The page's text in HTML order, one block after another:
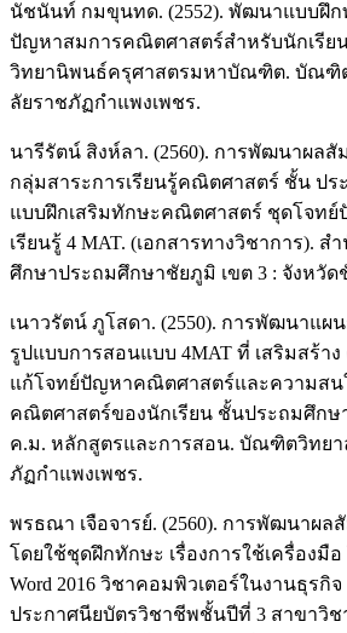
นัชนันท์ กมขุนทด. (2552). พัฒนาแบบฝึก
ปัญหาสมการคณิตศาสตร์สําหรับนักเรีย
วิทยานิพนธ์ครุศาสตรมหาบัณฑิต. บัณฑิ
ลัยราชภัฏกําแพงเพชร.
นารีรัตน์ สิงห์ลา. (2560). การพัฒนาผลสั
กลุ่มสาระการเรียนรู้คณิตศาสตร์ ชั้น ปร
แบบฝึกเสริมทักษะคณิตศาสตร์ ชุดโจทย์
เรียนรู้ 4 MAT. (เอกสารทางวิชาการ).
ศึกษาประถมศึกษาชัยภูมิ เขต 3 : จังหวัด
เนาวรัตน์ ภูโสดา. (2550). การพัฒนาแผ
รูปแบบการสอนแบบ 4MAT ที่ เสริมสร้า
แก้โจทย์ปัญหาคณิตศาสตร์และความสน
คณิตศาสตร์ของนักเรียน ชั้นประถมศึกษ
ค.ม. หลักสูตรและการสอน. บัณฑิตวิทยา
ภัฏกำแพงเพชร.
พรธณา เจือจารย์. (2560). การพัฒนาผล
โดยใช้ชุดฝึกทักษะ เรื่องการใช้เครื่องมือ
Word 2016 วิชาคอมพิวเตอร์ในงานธุรกิ
ประกาศนียบัตรวิชาชีพชั้นปีที่ 3 สาขาวิช